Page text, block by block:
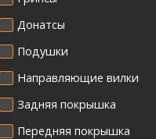
Донатсы
Подушки
Направляющие вилки
Задняя покрышка
Передняя покрышка